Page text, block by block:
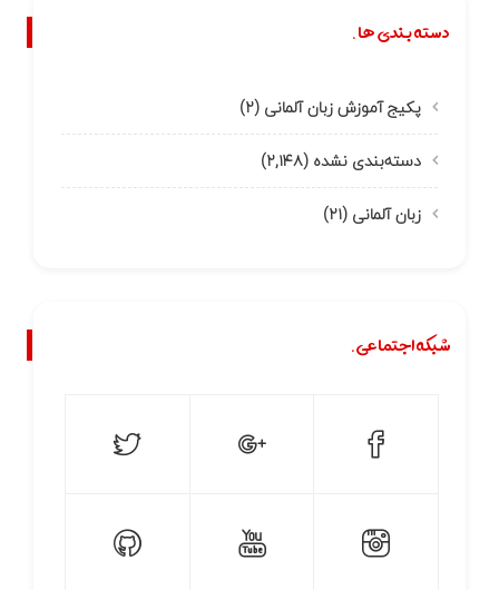
دسته بندی ها.
پکیج آموزش زبان آلمانی (۲)
دسته‌بندی نشده (۲,۱۴۸)
زبان آلمانی (۲۱)
شبکه اجتماعی.